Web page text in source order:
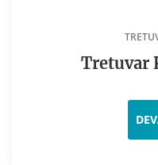
Tretuvar